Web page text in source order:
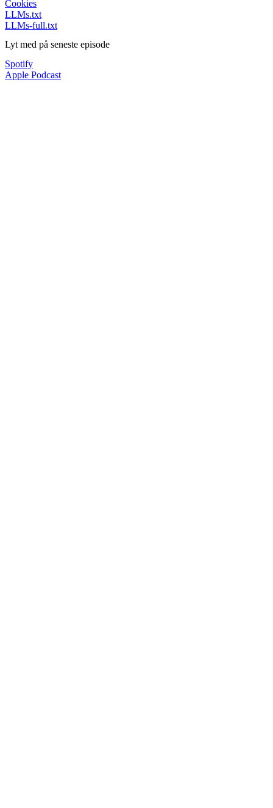
Cookies
LLMs.txt
LLMs-full.txt
Lyt med på seneste episode
Spotify
Apple Podcast